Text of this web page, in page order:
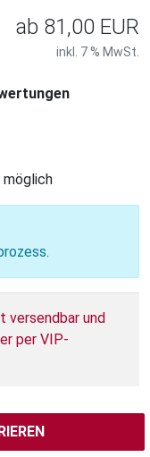
ab 81,00 EUR
inkl. 7 % MwSt.
möglich
versendbar und
per VIP-